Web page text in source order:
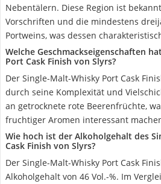
Nebentälern. Diese Region ist
Vorschriften und die mindestens
Portweins, was dessen
Welche Geschmackseigenschaften
Port Cask Finish von Slyrs?
Der Single-Malt-Whisky Port Cask
durch seine Komplexität und
an getrocknete rote Beerenfrüchte,
fruchtiger Aromen interessant
Wie hoch ist der Alkoholgehalt des
Cask Finish von Slyrs?
Der Single-Malt-Whisky Port Cask
Alkoholgehalt von 46 Vol.-%. Im